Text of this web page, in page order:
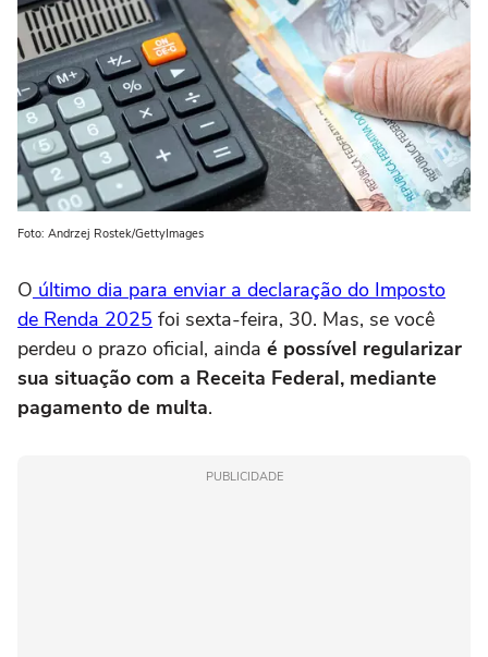
Foto: Andrzej Rostek/GettyImages
O último dia para enviar a declaração do Imposto
de Renda 2025 foi sexta-feira, 30. Mas, se você
perdeu o prazo oficial, ainda é possível regularizar
sua situação com a Receita Federal, mediante
pagamento de multa.
PUBLICIDADE